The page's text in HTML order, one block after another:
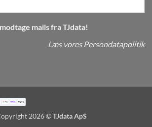
mails fra TJdata!
Læs vores Persondatapolitik
2026 ©TJdata ApS